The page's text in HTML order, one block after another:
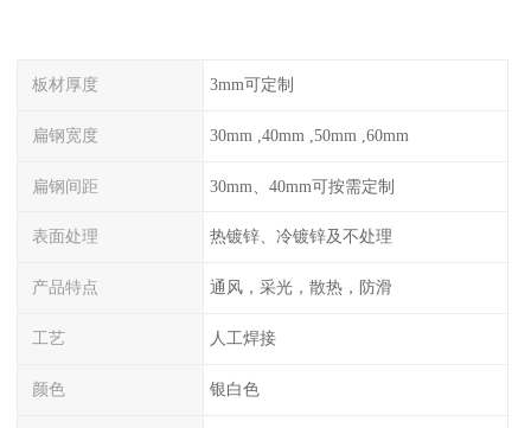
板材厚度 3mm可定制
扁钢宽度 30mm ,40mm ,50mm ,60mm
扁钢间距 30mm、40mm可按需定制
表面处理 热镀锌、冷镀锌及不处理
产品特点 通风，采光，散热，防滑
工艺 人工焊接
颜色 银白色